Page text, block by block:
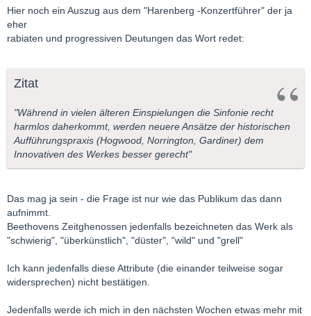
Hier noch ein Auszug aus dem "Harenberg -Konzertführer" der ja
eher
rabiaten und progressiven Deutungen das Wort redet:
Zitat
"Während in vielen älteren Einspielungen die Sinfonie recht
harmlos daherkommt, werden neuere Ansätze der historischen
Aufführungspraxis (Hogwood, Norrington, Gardiner) dem
Innovativen des Werkes besser gerecht"
Das mag ja sein - die Frage ist nur wie das Publikum das dann
aufnimmt.
Beethovens Zeitghenossen jedenfalls bezeichneten das Werk als
"schwierig", "überkünstlich", "düster", "wild" und "grell"
Ich kann jedenfalls diese Attribute (die einander teilweise sogar
widersprechen) nicht bestätigen.
Jedenfalls werde ich mich in den nächsten Wochen etwas mehr mit